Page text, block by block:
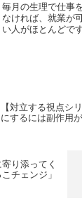
毎月の生理で仕事
なければ、就業が
い人がほとんどで
【対立する視点シ
にするには副作用
り添ってく
チェンジ」